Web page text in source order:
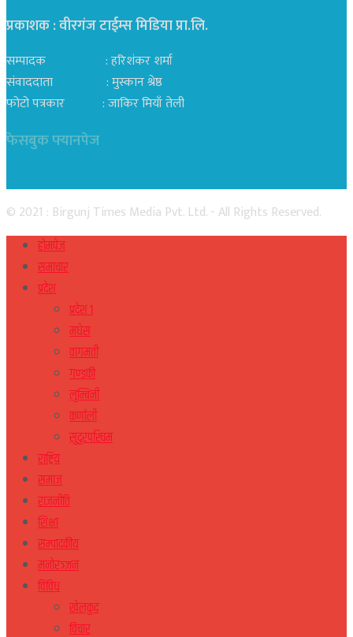
प्रकाशक : वीरगंज टाईम्स मिडिया प्रा‍.लि.
सम्पादक : हरिशंकर शर्मा
संवाददाता : मुस्कान श्रेष्ठ
फोटो पत्रकार : जाकिर मियाँ तेली
फेसबुक फ्यानपेज
© 2021 : Birgunj Times Media Pvt. Ltd. - All Rights Reserved.
होमपेज
समाचार
प्रदेश
प्रदेश १
मधेस
वागमती
गण्डकी
लुम्बिनी
कर्णाली
सुदुरपस्चिम
राष्ट्रिय
समाज
राजनीति
शिक्षा
सम्पादकीय
मनोरञ्जन
विविध
खेलकुद
विचार